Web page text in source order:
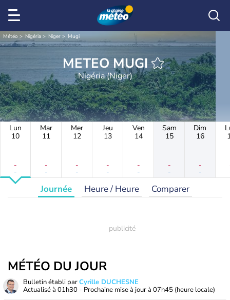
Météo Nigéria Niger Mugi
METEO MUGI
Nigéria (Niger)
Lun
10
-
-
Mar
11
-
-
Mer
12
-
-
Jeu
13
-
-
Ven
14
-
-
Sam
15
-
-
Dim
16
-
-
Journée Heure / Heure Comparer
MÉTÉO DU JOUR
Bulletin établi parCyrille DUCHESNE
Actualisé à 01h30 - Prochaine mise à jour à 07h45 (heure locale)